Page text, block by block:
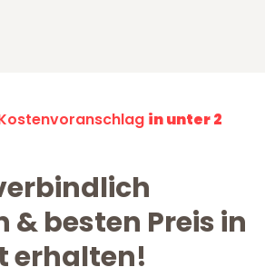
in unter 2
besten Preis in
erhalten!